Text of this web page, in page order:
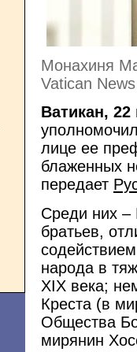
Монахиня
Vatican News
Ватикан,
лице ее
блаженных
передает
Среди них
братьев,
народа в
XIX века;
Креста (в
Общества
мирянин